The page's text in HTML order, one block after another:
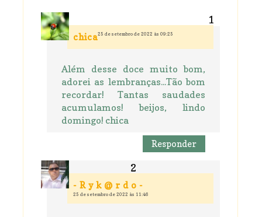
chica25 de setembro de 2022 às 09:25
Além desse doce muito bom,
adorei as lembranças...Tão bom
recordar! Tantas saudades
acumulamos! beijos, lindo
domingo! chica
Responder
- R y k @ r d o -
25 de setembro de 2022 às 11:46